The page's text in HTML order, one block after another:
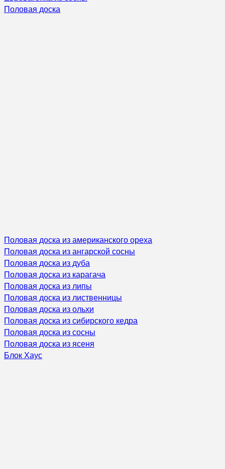
Половая доска
Половая доска из американского ореха
Половая доска из ангарской сосны
Половая доска из дуба
Половая доска из карагача
Половая доска из липы
Половая доска из лиственницы
Половая доска из ольхи
Половая доска из сибирского кедра
Половая доска из сосны
Половая доска из ясеня
Блок Хаус